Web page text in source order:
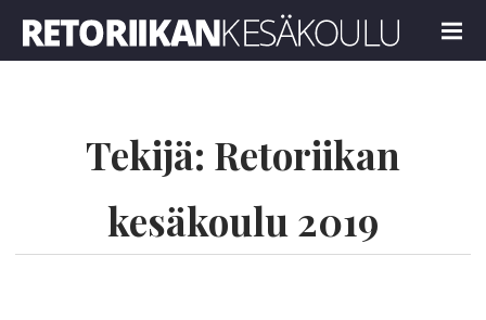
MENU
Tekijä: Retoriikan
kesäkoulu 2019